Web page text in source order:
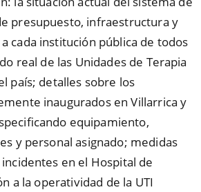
presupuesto, infraestructura y
cada institución pública de todos
real de las Unidades de Terapia
país; detalles sobre los
inaugurados en Villarrica y
equipamiento,
y personal asignado; medidas
en el Hospital de
a la operatividad de la UTI